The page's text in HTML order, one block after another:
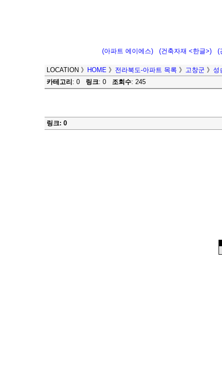
(아파트 에이에스) (건축자재 <한글>) (
LOCATION 》 HOME 》 전라북도-아파트 목록 》 고창군 》 성
카테고리 : 0 링크: 0 조회수: 245
링크: 0